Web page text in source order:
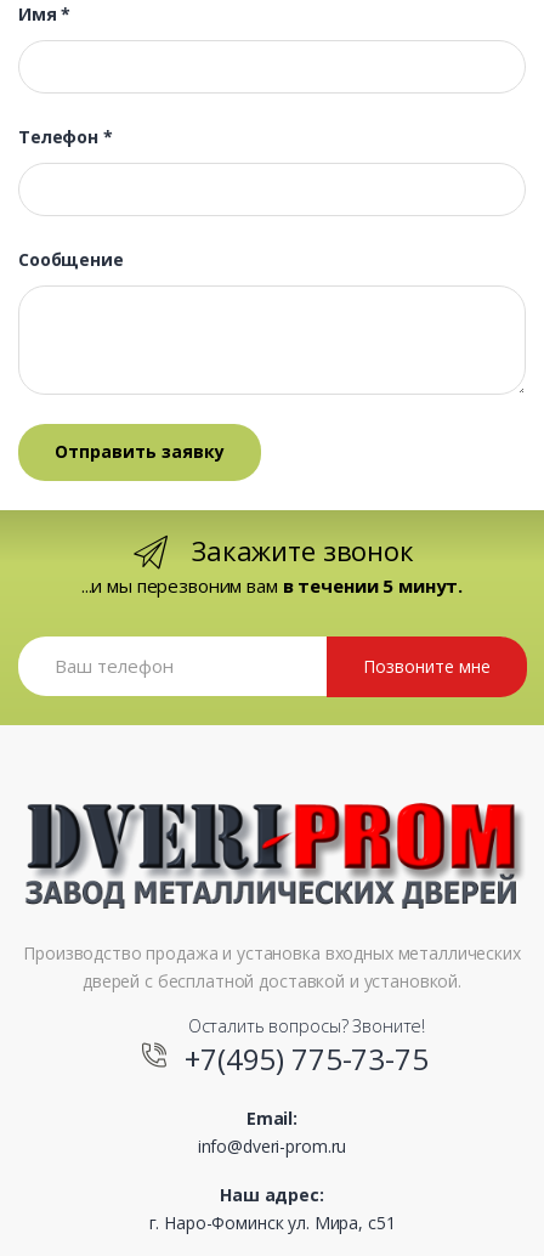
Имя*
Телефон *
Сообщение
Закажите звонок
...и мы перезвоним вам в течении 5 минут.
Позвоните мне
Производство продажа и установка входных металлических
дверей с бесплатной доставкой и установкой.
Осталить вопросы? Звоните!
+7(495) 775-73-75
Email:
info@dveri-prom.ru
Наш адрес:
г. Наро-Фоминск ул. Мира, с51